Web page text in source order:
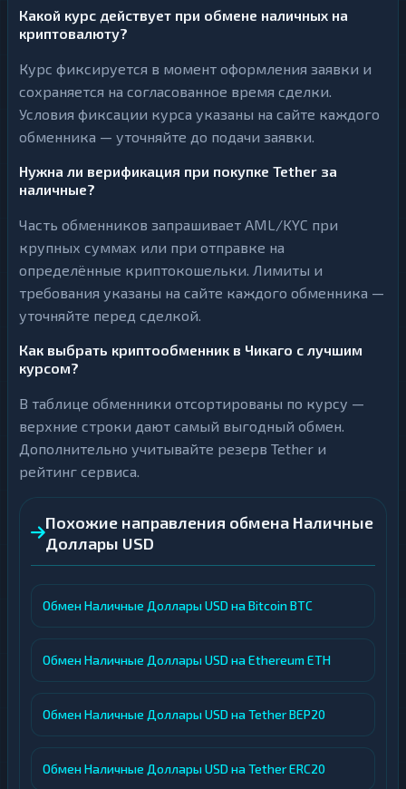
Какой курс действует при обмене наличных на
криптовалюту?
Курс фиксируется в момент оформления заявки и
сохраняется на согласованное время сделки.
Условия фиксации курса указаны на сайте каждого
обменника — уточняйте до подачи заявки.
Нужна ли верификация при покупке Tether за
наличные?
Часть обменников запрашивает AML/KYC при
крупных суммах или при отправке на
определённые криптокошельки. Лимиты и
требования указаны на сайте каждого обменника —
уточняйте перед сделкой.
Как выбрать криптообменник в Чикаго с лучшим
курсом?
В таблице обменники отсортированы по курсу —
верхние строки дают самый выгодный обмен.
Дополнительно учитывайте резерв Tether и
рейтинг сервиса.
Похожие направления обмена Наличные
Доллары USD
Обмен Наличные Доллары USD на Bitcoin BTC
Обмен Наличные Доллары USD на Ethereum ETH
Обмен Наличные Доллары USD на Tether BEP20
Обмен Наличные Доллары USD на Tether ERC20